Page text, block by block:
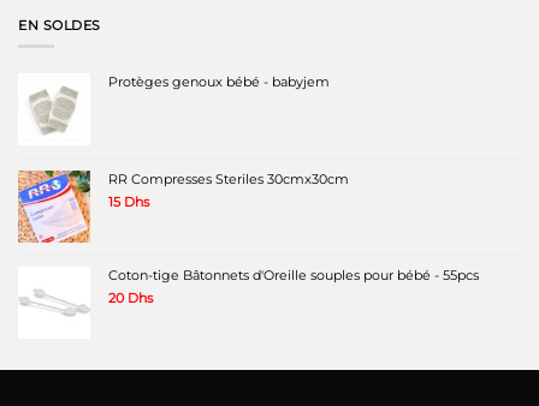
EN SOLDES
Protèges genoux bébé - babyjem
RR Compresses Steriles 30cmx30cm
15 Dhs
Coton-tige Bâtonnets d'Oreille souples pour bébé - 55pcs
20 Dhs